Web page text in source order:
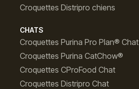
Croquettes Distripro chiens
CHATS
Croquettes Purina Pro Plan® Chat
Croquettes Purina CatChow®
Croquettes CProFood Chat
Croquettes Distripro Chat